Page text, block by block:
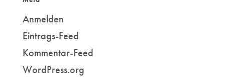
Anmelden
Eintrags-Feed
Kommentar-Feed
WordPress.org